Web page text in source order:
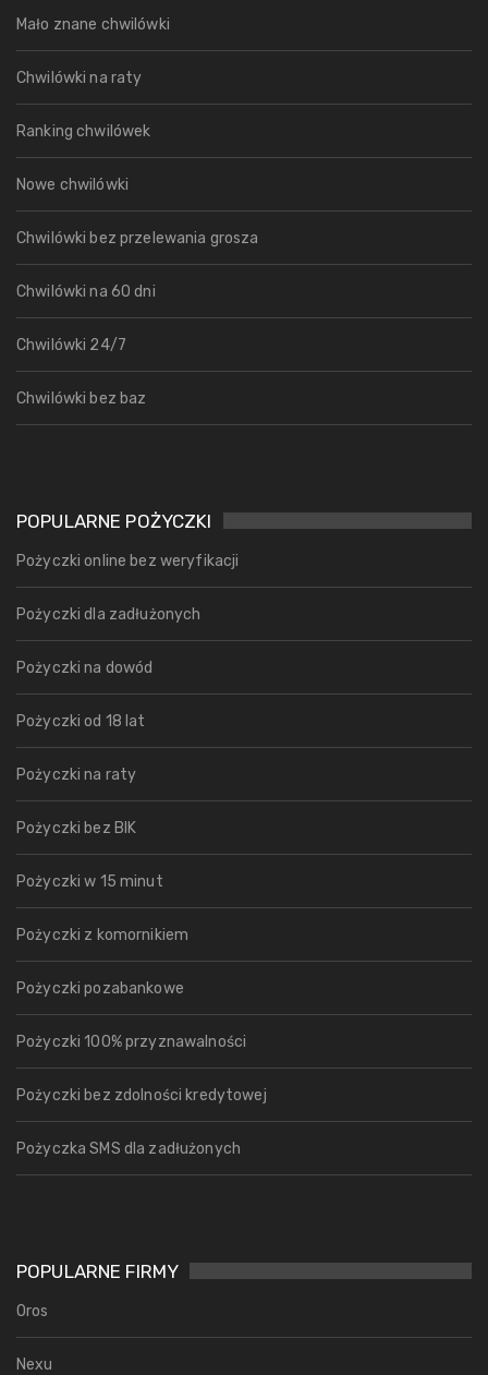
Mało znane chwilówki
Chwilówki na raty
Ranking chwilówek
Nowe chwilówki
Chwilówki bez przelewania grosza
Chwilówki na 60 dni
Chwilówki 24/7
Chwilówki bez baz
POPULARNE POŻYCZKI
Pożyczki online bez weryfikacji
Pożyczki dla zadłużonych
Pożyczki na dowód
Pożyczki od 18 lat
Pożyczki na raty
Pożyczki bez BIK
Pożyczki w 15 minut
Pożyczki z komornikiem
Pożyczki pozabankowe
Pożyczki 100% przyznawalności
Pożyczki bez zdolności kredytowej
Pożyczka SMS dla zadłużonych
POPULARNE FIRMY
Oros
Nexu